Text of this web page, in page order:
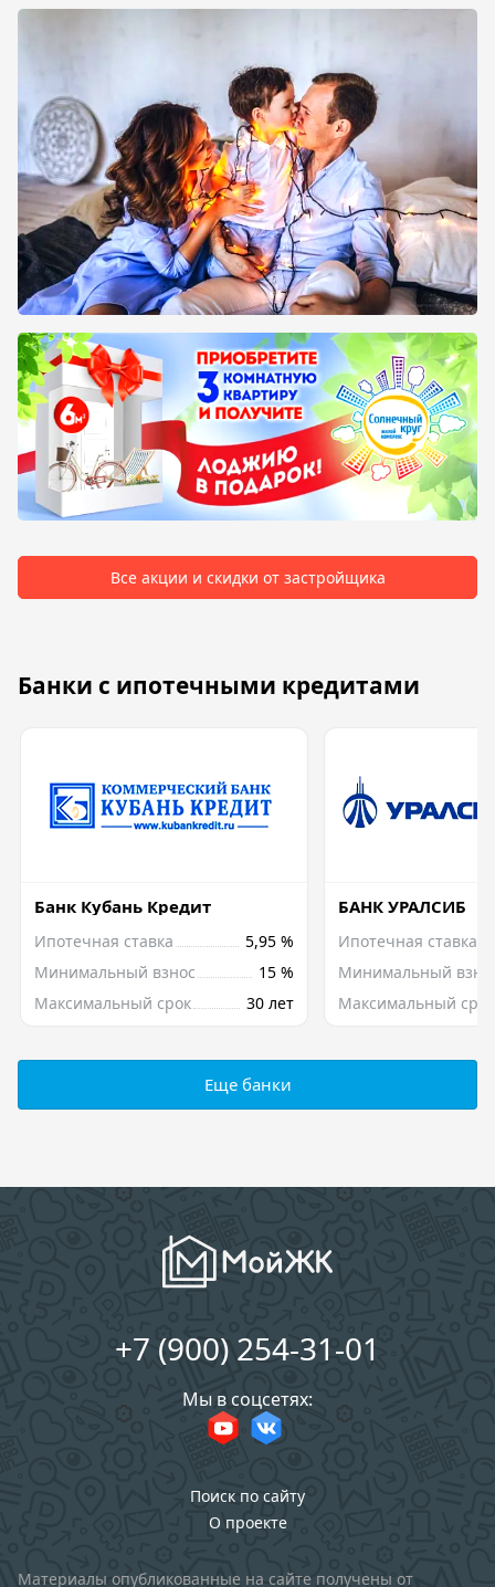
Все акции и скидки от застройщика
Банки с ипотечными кредитами
Банк Кубань Кредит
Ипотечная ставка
5,95 %
Минимальный взнос
15 %
Максимальный срок
30 лет
БАНК УРАЛСИБ
Ипотечная ставка
Минимальный
Максимальный срок
Еще банки
+7 (900) 254-31-01
Мы в соцсетях:
Поиск по сайту
О проекте